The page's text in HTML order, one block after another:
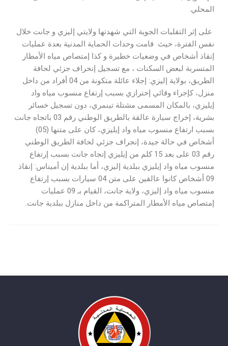
المحلي.
على إثر التقلبات الجوية التي شهدتها ولايتي إليزي و جانت خلال
نفس الفترة، حيث قامت وحدات الحماية المدنية بعدة عمليات
إنقاذ أشخاص في وضعيات خطيرة و كذا إمتصاص مياه الأمطار
المتسربة لبعض السكنات ، مع تسجيل إنحراف جزئي لحافة
الطريق، بولاية إليزي: إجلاء عائلة متكونة من 04 أفراد من داخل
منزل، كإجراء وقائي إحترازي بسبب إرتفاع منسوب مياه واد
إيليزي، بالمكان المسمى مشتلة تينمري، دون تسجيل خسائر
بشرية، إخراج سيارة عالقة بالطريق الوطني رقم 03 باتجاه جانت
بسبب ارتفاع منسوب مياه واد إيليزي، كان على متنها (05)
أشخاص في حالة جيدة، إنجراف جزئي لحافة الطريق الوطني
رقم 03 على بعد 15 كلم من إيليزي إتجاه جانت بسبب إرتفاع
منسوب مياه واد إيليزي ببلدية إليزي، أما ببلدية إن أميناس: إنقاذ
09 أشخاص كانوا عالقين على متن 04 سيارات بسبب إرتفاع
منسوب مياه واد إليزي، ولاية جانت، القيام بـ 09 عمليات
إمتصاص مياه الأمطار المتراكمة من داخل منازل ببلدية جانت.